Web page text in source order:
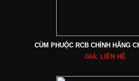
CÙM PHUỘC RCB CHÍNH HÃNG
GIÁ: LIÊN HỆ